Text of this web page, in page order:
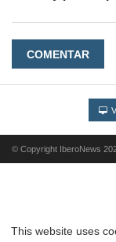
COMENTAR
© Copyright IberoNews
This website uses